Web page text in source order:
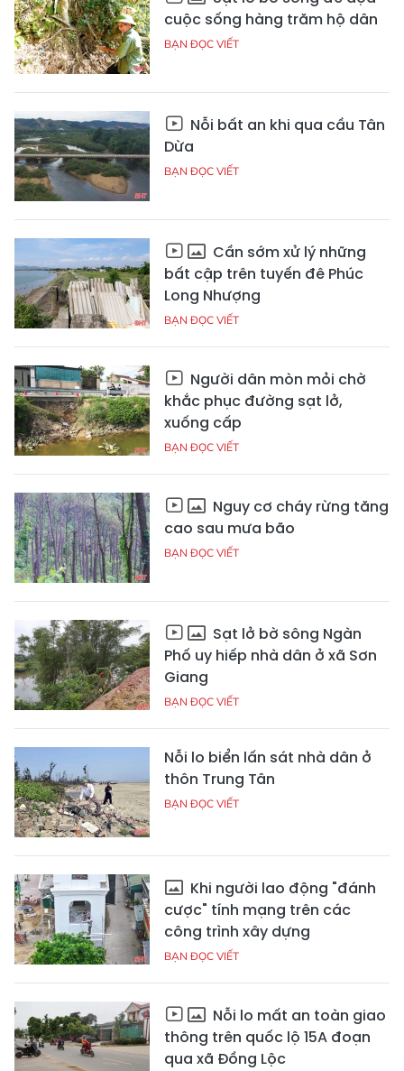
cuộc sống hàng trăm hộ dân
BẠN ĐỌC VIẾT
Nỗi bất an khi qua cầu Tân
Dừa
BẠN ĐỌC VIẾT
Cần sớm xử lý những
bất cập trên tuyến đê Phúc
Long Nhượng
BẠN ĐỌC VIẾT
Người dân mòn mỏi chờ
khắc phục đường sạt lở,
xuống cấp
BẠN ĐỌC VIẾT
Nguy cơ cháy rừng tăng
cao sau mưa bão
BẠN ĐỌC VIẾT
Sạt lở bờ sông Ngàn
Phố uy hiếp nhà dân ở xã Sơn
Giang
BẠN ĐỌC VIẾT
Nỗi lo biển lấn sát nhà dân ở
thôn Trung Tân
BẠN ĐỌC VIẾT
Khi người lao động "đánh
cược" tính mạng trên các
công trình xây dựng
BẠN ĐỌC VIẾT
Nỗi lo mất an toàn giao
thông trên quốc lộ 15A đoạn
qua xã Đồng Lộc